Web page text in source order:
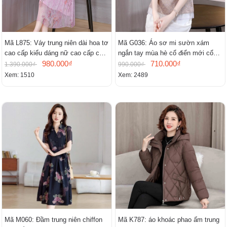
Mã L875: Váy trung niên dài hoa tơ
cao cấp kiểu dáng nữ cao cấp cao
cấp thần
1.390.000₫ 980.000₫
Xem: 1510
Mã G036: Áo sơ mi sườn xám
ngắn tay mùa hè cổ điển mới cổ
đứng
990.000₫ 710.000₫
Xem: 2489
Mã M060: Đầm trung niên chiffon
Mã K787: áo khoác phao ấm trung